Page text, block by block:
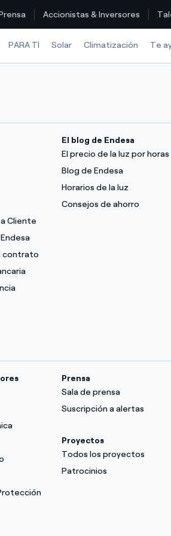
Accionistas & Inversores
PARA TI Solar Climatización Te
nuestras tarifas de
cada kWh que ahorres, te
ver mis facturas de Endesa?
cambiar el titular del
recibido una oferta para
para autónomos y Pymes
Cliente
contrato
El blog de Endesa
El precio de la luz por horas
Blog de Endesa
Horarios de la luz
Consejos de ahorro
Prensa
Sala de prensa
Suscripción a alertas
Proyectos
Todos los proyectos
Patrocinios